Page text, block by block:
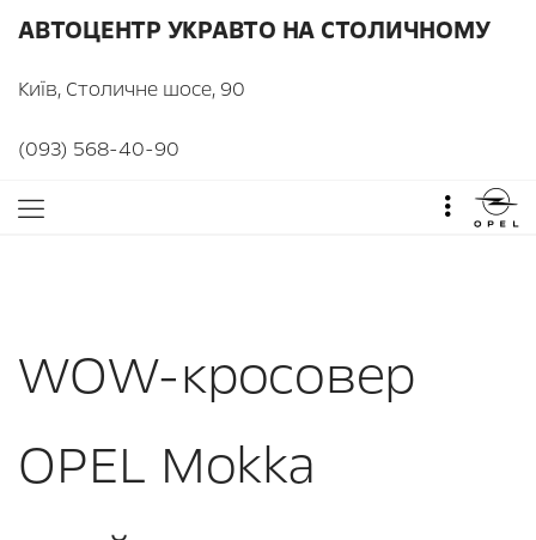
АВТОЦЕНТР УКРАВТО НА СТОЛИЧНОМУ
Київ, Столичне шосе, 90
(093) 568-40-90
WOW-кросовер
OPEL Mokka